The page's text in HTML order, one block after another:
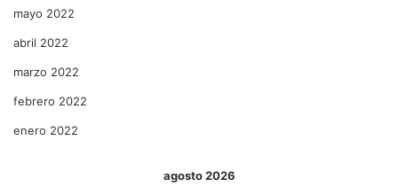
mayo 2022
abril 2022
marzo 2022
febrero 2022
enero 2022
agosto 2026